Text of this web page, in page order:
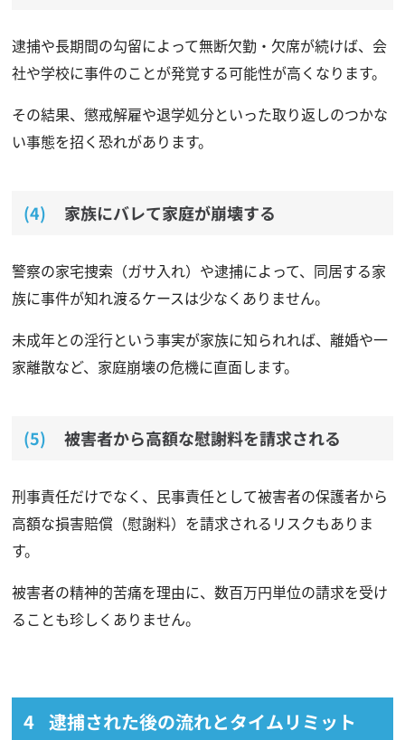
逮捕や長期間の勾留によって無断欠勤・欠席が続けば、会
社や学校に事件のことが発覚する可能性が高くなります。
その結果、懲戒解雇や退学処分といった取り返しのつかな
い事態を招く恐れがあります。
家族にバレて家庭が崩壊する
警察の家宅捜索（ガサ入れ）や逮捕によって、同居する家
族に事件が知れ渡るケースは少なくありません。
未成年との淫行という事実が家族に知られれば、離婚や一
家離散など、家庭崩壊の危機に直面します。
被害者から高額な慰謝料を請求される
刑事責任だけでなく、民事責任として被害者の保護者から
高額な損害賠償（慰謝料）を請求されるリスクもありま
す。
被害者の精神的苦痛を理由に、数百万円単位の請求を受け
ることも珍しくありません。
逮捕された後の流れとタイムリミット